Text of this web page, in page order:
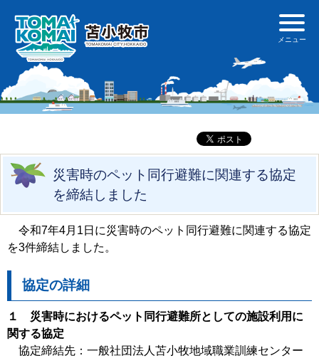
災害時のペット同行避難に関連する協定
を締結しました
令和7年4月1日に災害時のペット同行避難に関連する協定
を3件締結しました。
協定の詳細
１ 災害時におけるペット同行避難所としての施設利用に
関する協定
協定締結先： 一般社団法人苫小牧地域職業訓練センター